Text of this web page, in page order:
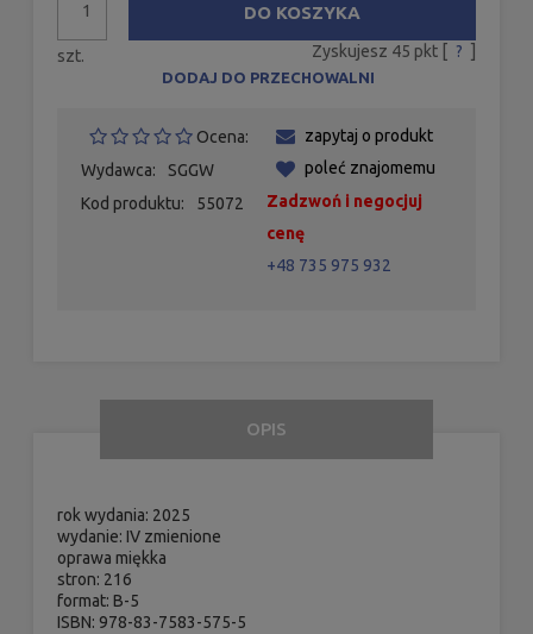
szt.
DO KOSZYKA
Zyskujesz 45 pkt [ ? ]
DODAJ DO PRZECHOWALNI
Ocena:
Wydawca:
SGGW
Kod produktu:
55072
zapytaj o produkt
poleć znajomemu
Zadzwoń i negocjuj
cenę
+48 735 975 932
OPIS
rok wydania: 2025
wydanie: IV zmienione
oprawa miękka
stron: 216
format: B-5
ISBN: 978-83-7583-575-5